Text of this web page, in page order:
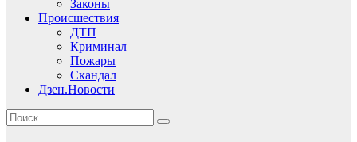
Законы
Происшествия
ДТП
Криминал
Пожары
Скандал
Дзен.Новости